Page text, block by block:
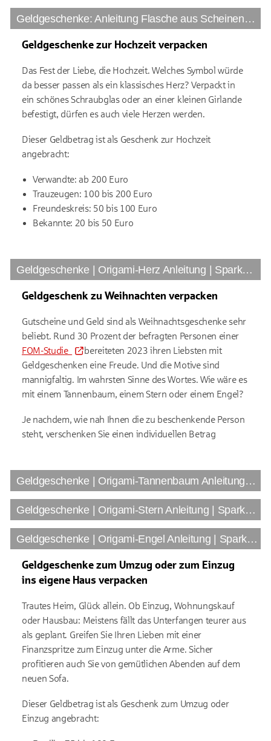
Geldgeschenke: Anleitung Flasche aus Scheinen basteln
Geldgeschenke zur Hochzeit verpacken
Das Fest der Liebe, die Hochzeit. Welches Symbol würde
da besser passen als ein klassisches Herz? Verpackt in
ein schönes Schraubglas oder an einer kleinen Girlande
befestigt, dürfen es auch viele Herzen werden.
Dieser Geldbetrag ist als Geschenk zur Hochzeit
angebracht:
Verwandte: ab 200 Euro
Trauzeugen: 100 bis 200 Euro
Freundeskreis: 50 bis 100 Euro
Bekannte: 20 bis 50 Euro
Geldgeschenke | Origami-Herz Anleitung | Sparkasse.de
Geldgeschenk zu Weihnachten verpacken
Gutscheine und Geld sind als Weihnachtsgeschenke sehr
beliebt. Rund 30 Prozent der befragten Personen einer
FOM-Studie
bereiteten 2023 ihren Liebsten mit
Geldgeschenken eine Freude. Und die Motive sind
mannigfaltig. Im wahrsten Sinne des Wortes. Wie wäre es
mit einem Tannenbaum, einem Stern oder einem Engel?
Je nachdem, wie nah Ihnen die zu beschenkende Person
steht, verschenken Sie einen individuellen Betrag
Geldgeschenke | Origami-Tannenbaum Anleitung | Sparkasse.de
Geldgeschenke | Origami-Stern Anleitung | Sparkasse.de
Geldgeschenke | Origami-Engel Anleitung | Sparkasse.de
Geldgeschenke zum Umzug oder zum Einzug
ins eigene Haus verpacken
Trautes Heim, Glück allein. Ob Einzug, Wohnungskauf
oder Hausbau: Meistens fällt das Unterfangen teurer aus
als geplant. Greifen Sie Ihren Lieben mit einer
Finanzspritze zum Einzug unter die Arme. Sicher
profitieren auch Sie von gemütlichen Abenden auf dem
neuen Sofa.
Dieser Geldbetrag ist als Geschenk zum Umzug oder
Einzug angebracht: